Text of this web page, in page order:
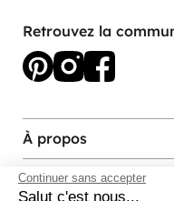
Continuer sans accepter
Salut c'est nous...
Retrouvez la
À propos
Services et contact